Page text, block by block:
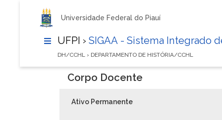
Universidade Federal do Piauí
UFPI › SIGAA - Sistema Integrado
DH/CCHL › DEPARTAMENTO DE HISTÓRIA/CCHL
Corpo Docente
Ativo Permanente